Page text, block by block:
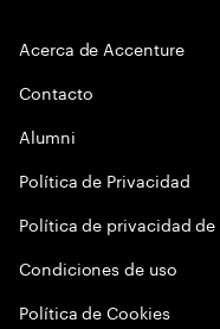
Acerca de Accenture
Contacto
Alumni
Política de Privacidad
Política de privacidad
Condiciones de uso
Política de Cookies